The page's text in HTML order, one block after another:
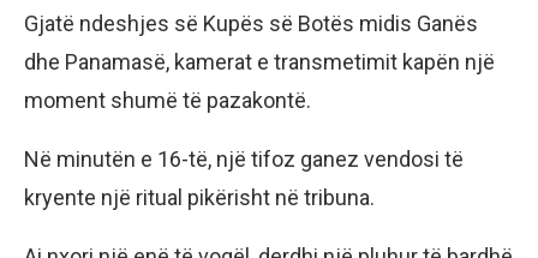
Gjatë ndeshjes së Kupës së Botës midis Ganës
dhe Panamasë, kamerat e transmetimit kapën një
moment shumë të pazakontë.
Në minutën e 16-të, një tifoz ganez vendosi të
kryente një ritual pikërisht në tribuna.